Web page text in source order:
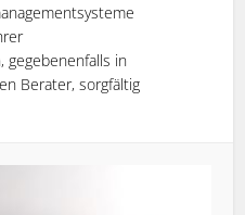
gegebenenfalls in
Berater, sorgfältig